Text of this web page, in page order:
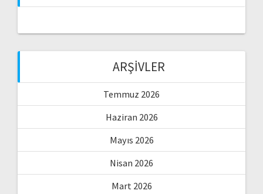
ARŞIVLER
Temmuz 2026
Haziran 2026
Mayıs 2026
Nisan 2026
Mart 2026